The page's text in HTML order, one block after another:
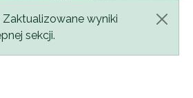
wyniki
sekcji.